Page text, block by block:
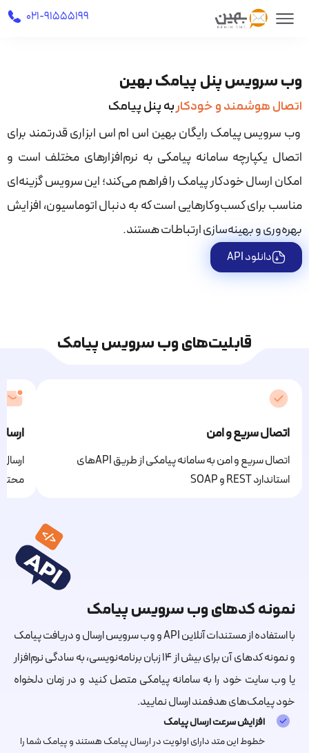
021-91555199
وب سرویس پنل پیامک بهین
اتصال هوشمند و خودکاربه پنل پیامک
وب سرویس پیامک رایگان بهین اس ام اس ابزاری قدرتمند برای
اتصال یکپارچه سامانه پیامکی به نرم‌افزارهای مختلف است و
امکان ارسال خودکار پیامک را فراهم می‌کند؛ این سرویس گزینه‌ای
مناسب برای کسب‌وکارهایی است که به دنبال اتوماسیون، افزایش
بهره‌وری و بهینه‌سازی ارتباطات هستند.
دانلود API
قابلیت‌های وب سرویس پیامک
اتصال سریع و امن
اتصال سریع و امن به سامانه پیامکی از طریق APIهای
استاندارد REST و SOAP
نمونه کدهای وب سرویس پیامک
با استفاده از مستندات آنلاین API و وب سرویس ارسال و دریافت پیامک
و نمونه کدهای آن برای بیش از 14 زبان برنامه‌نویسی، به سادگی نرم‌افزار
یا وب سایت خود را به سامانه پیامکی متصل کنید و در زمان دلخواه
خود پیامک‌های هدفمند ارسال نمایید.
افزایش سرعت ارسال پیامک
خطوط این متد دارای اولویت در ارسال پیامک هستند و پیامک شما را